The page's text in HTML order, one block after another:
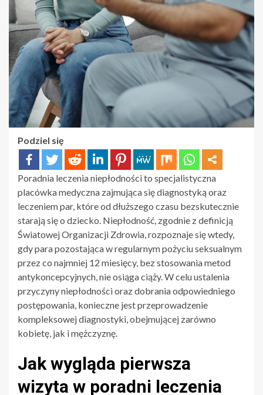
Podziel się
Poradnia leczenia niepłodności to specjalistyczna
placówka medyczna zajmująca się diagnostyką oraz
leczeniem par, które od dłuższego czasu bezskutecznie
starają się o dziecko. Niepłodność, zgodnie z definicją
Światowej Organizacji Zdrowia, rozpoznaje się wtedy,
gdy para pozostająca w regularnym pożyciu seksualnym
przez co najmniej 12 miesięcy, bez stosowania metod
antykoncepcyjnych, nie osiąga ciąży. W celu ustalenia
przyczyny niepłodności oraz dobrania odpowiedniego
postępowania, konieczne jest przeprowadzenie
kompleksowej diagnostyki, obejmującej zarówno
kobietę, jak i mężczyznę.
Jak wygląda pierwsza
wizyta w poradni leczenia